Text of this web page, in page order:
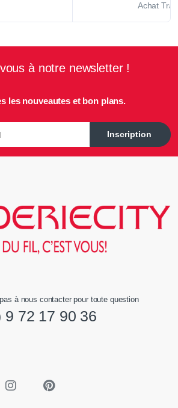
Achat
à notre newsletter !
les nouveautes et bon plans.
Inscription
à nous contacter pour toute question
9 72 17 90 36